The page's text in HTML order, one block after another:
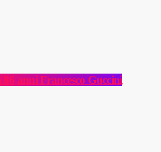
86 anni Francesco Guccini